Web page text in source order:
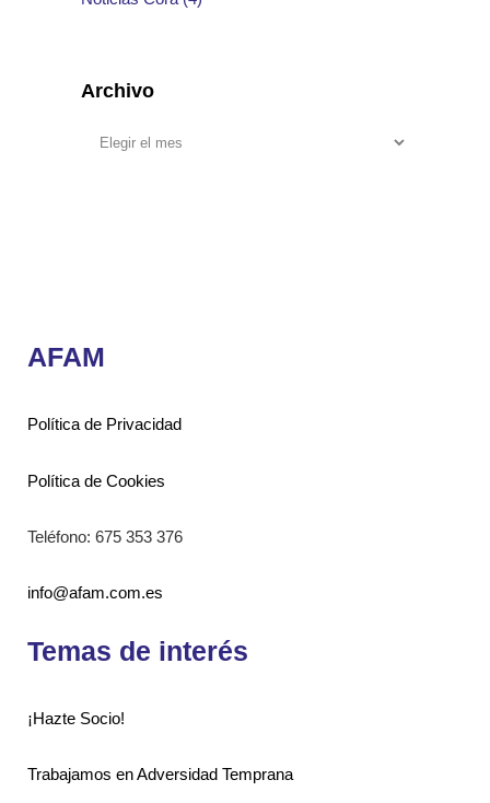
Archivo
AFAM
Política de Privacidad
Política de Cookies
Teléfono: 675 353 376
info@afam.com.es
Temas de interés
¡Hazte Socio!
Trabajamos en Adversidad Temprana